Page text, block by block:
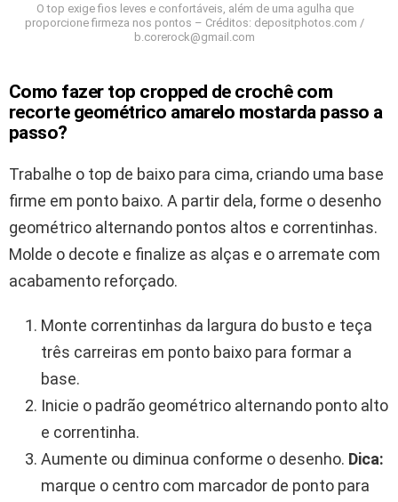
O top exige fios leves e confortáveis, além de uma agulha que
proporcione firmeza nos pontos – Créditos: depositphotos.com /
b.corerock@gmail.com
Como fazer top cropped de crochê com
recorte geométrico amarelo mostarda passo a
passo?
Trabalhe o top de baixo para cima, criando uma base
firme em ponto baixo. A partir dela, forme o desenho
geométrico alternando pontos altos e correntinhas.
Molde o decote e finalize as alças e o arremate com
acabamento reforçado.
Monte correntinhas da largura do busto e teça
três carreiras em ponto baixo para formar a
base.
Inicie o padrão geométrico alternando ponto alto
e correntinha.
Aumente ou diminua conforme o desenho. Dica:
marque o centro com marcador de ponto para